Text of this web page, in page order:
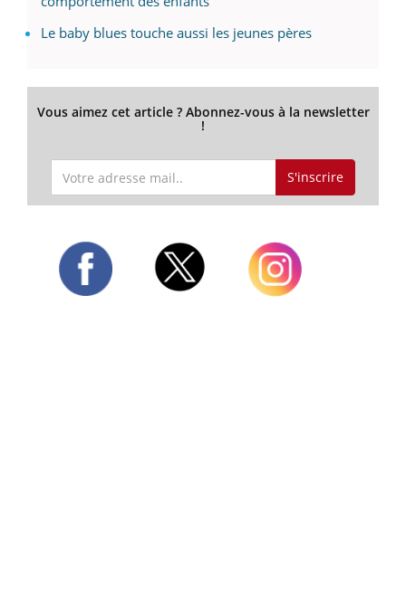
Le baby blues touche aussi les jeunes pères
Vous aimez cet article ? Abonnez-vous à la newsletter
!
S'inscrire